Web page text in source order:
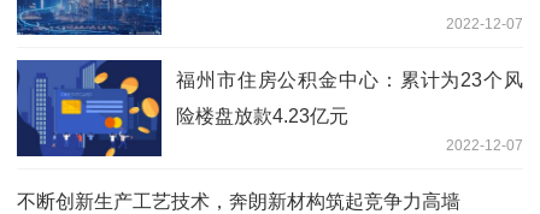
2022-12-07
福州市住房公积金中心：累计为23个风
险楼盘放款4.23亿元
2022-12-07
不断创新生产工艺技术，奔朗新材构筑起竞争力高墙